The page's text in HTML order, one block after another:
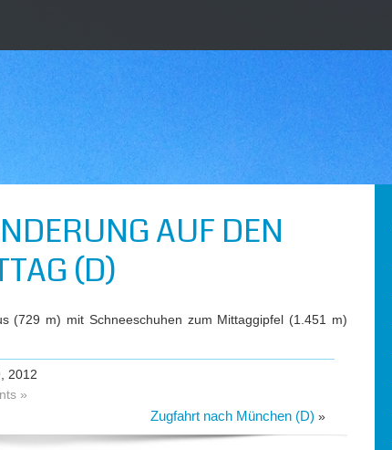
AUF DEN
(D)
(729 m) mit Schneeschuhen zum Mittaggipfel (1.451 m)
2012
»
Zugfahrt nach München (D) »